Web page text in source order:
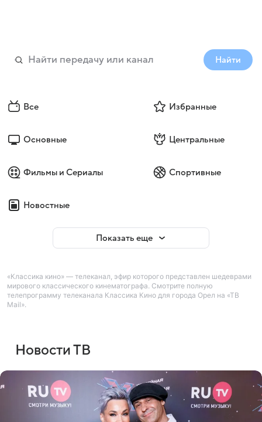
Найти
Все Избранные
Основные Центральные
Фильмы и Сериалы Спортивные
Новостные
Показать еще
«Классика кино» — телеканал, эфир которого представлен шедеврами
мирового классического кинематографа. Смотрите полную
телепрограмму телеканала Классика Кино для города Орел на «ТВ
Mail».
Новости ТВ